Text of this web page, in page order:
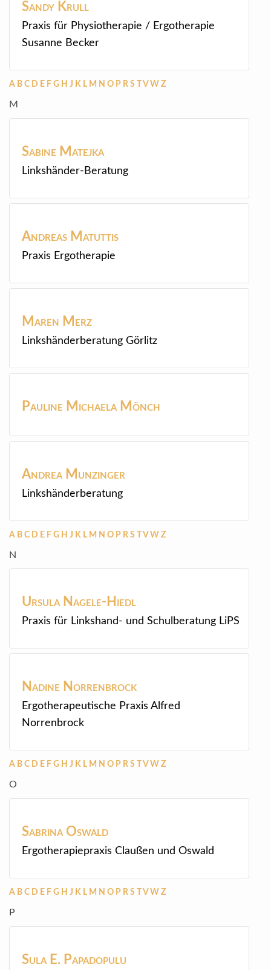
Sandy Krull
Praxis für Physiotherapie / Ergotherapie
Susanne Becker
A B C D E F G H J K L M N O P R S V W Z
M
Sabine Matejka
Linkshänder-Beratung
Andreas Matuttis
Praxis Ergotherapie
Maren Merz
Linkshänderberatung Görlitz
Pauline Michaela Mönch
Andrea Munzinger
Linkshänderberatung
A B C D E F G H J K L M N O P R S TV W Z
N
Ursula Nagele-Hiedl
Praxis für Linkshand- und Schulberatung LiPS
Nadine Norrenbrock
Ergotherapeutische Praxis Alfred
Norrenbrock
A B C D E F G H J K L M N O P R S V W Z
O
Sabrina Oswald
Ergotherapiepraxis Claußen und Oswald
A B C D E F G H J K L M N O P R S V W Z
P
Sula E. Papadopulu